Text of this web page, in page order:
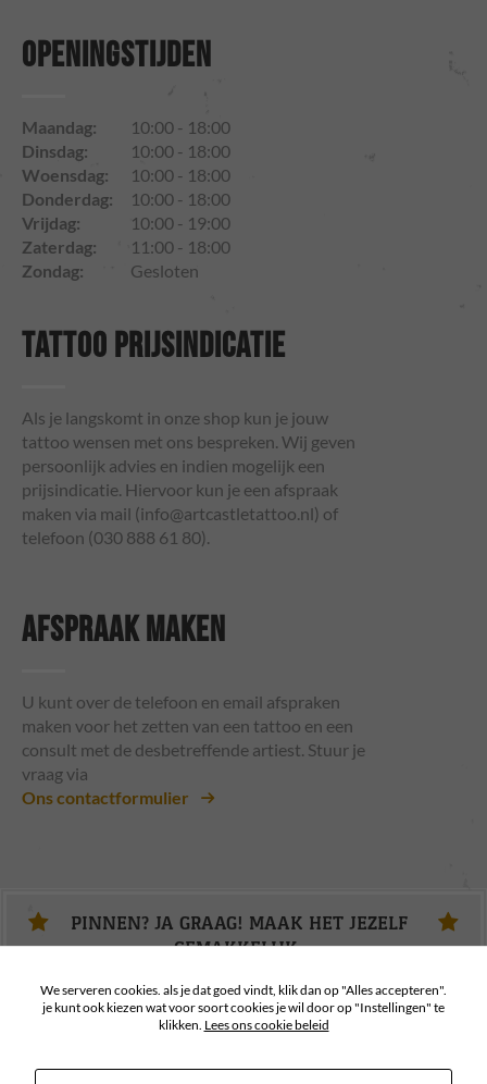
OPENINGSTIJDEN
Maandag:
10:00 - 18:00
Dinsdag:
10:00 - 18:00
Woensdag:
10:00 - 18:00
Donderdag:
10:00 - 18:00
Vrijdag:
10:00 - 19:00
Zaterdag:
11:00 - 18:00
Zondag:
Gesloten
TATTOO PRIJSINDICATIE
Als je langskomt in onze shop kun je jouw
tattoo wensen met ons bespreken. Wij geven
persoonlijk advies en indien mogelijk een
prijsindicatie. Hiervoor kun je een afspraak
maken via mail (info@artcastletattoo.nl) of
telefoon (030 888 61 80).
AFSPRAAK MAKEN
U kunt over de telefoon en email afspraken
maken voor het zetten van een tattoo en een
consult met de desbetreffende artiest. Stuur je
vraag via
Ons contactformulier
PINNEN? JA GRAAG! MAAK HET JEZELF
GEMAKKELIJK.
We serveren cookies. als je dat goed vindt, klik dan op "Alles accepteren".
je kunt ook kiezen wat voor soort cookies je wil door op "Instellingen" te
klikken. Lees ons cookie beleid